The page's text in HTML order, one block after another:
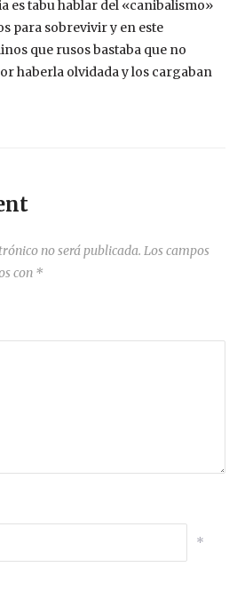
es tabu hablar del «canibalismo»
para sobrevivir y en este
que rusos bastaba que no
haberla olvidada y los cargaban
no será publicada. Los campos
con *
*